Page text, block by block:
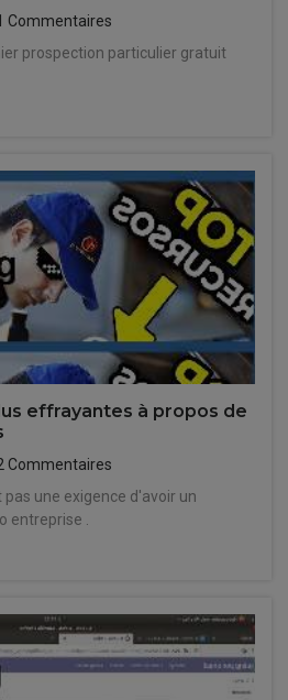
Commentaires
prospection particulier gratuit
effrayantes à propos de
Commentaires
une exigence d'avoir un
entreprise .